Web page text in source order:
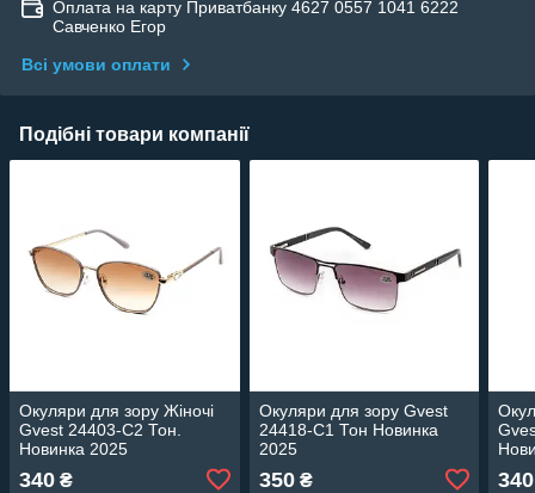
Оплата на карту Приватбанку 4627 0557 1041 6222
Савченко Егор
Всі умови оплати
Подібні товари компанії
Окуляри для зору Жіночі
Gvest 24403-C2 Тон.
Новинка 2025
340 ₴
Окуляри для зору Gvest
24418-C1 Тон Новинка
2025
350₴ 340